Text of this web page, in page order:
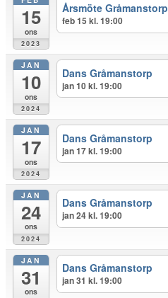
15
ons
2023
Årsmöte Gråmanstorp
feb 15 kl. 19:00
JAN
10
ons
2024
Dans Gråmanstorp
jan 10 kl. 19:00
JAN
17
ons
2024
Dans Gråmanstorp
jan 17 kl. 19:00
JAN
24
ons
2024
Dans Gråmanstorp
jan 24 kl. 19:00
JAN
31
ons
Dans Gråmanstorp
jan 31 kl. 19:00